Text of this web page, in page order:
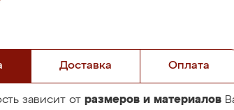
Доставка Оплата
зависит от размеров и материалов